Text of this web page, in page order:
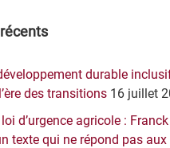
durable
des transitions 16 juillet
d’urgence agricole :
texte qui ne répond pas